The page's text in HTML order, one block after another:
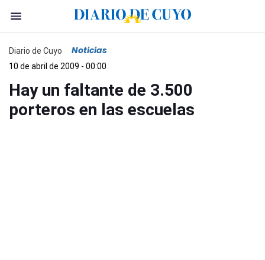
Diario de Cuyo Noticias
10 de abril de 2009 - 00:00
Hay un faltante de 3.500
porteros en las escuelas